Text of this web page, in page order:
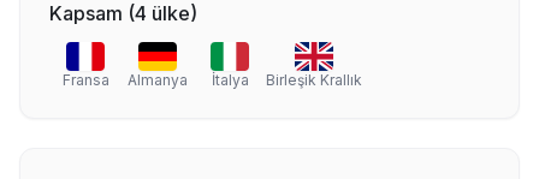
Kapsam (4 ülke)
Fransa Almanya İtalya Birleşik Krallık